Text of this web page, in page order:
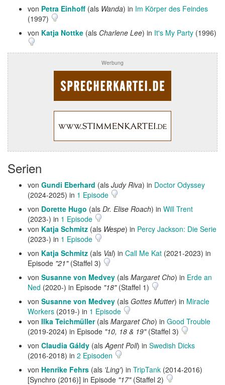
von Petra Einhoff (als Wanda) in Im Körper des Feindes
(1997)
von Katja Nottke (als Charlene Lee) in It's My Party (1996)
Werbung
Serien
von Gundi Eberhard (als Judy Riva) in Doctor Odyssey
(2024-2025) in 1 Episode
von Dorette Hugo (als Dr. Elise Roach) in Will Trent
(2023-) in 1 Episode
von Katja Schmitz (als Wespe) in Percy Jackson: Die Serie
(2023-) in 1 Episode
von Katja Schmitz (als Val) in Call Me Kat (2021-2023) in
Episode "21"(Staffel 3)
von Susanne von Medvey (als Margaret Cho) in Erde an
Ned (2020-) in Episode "18"(Staffel 1)
von Susanne von Medvey (als Gottes Mutter) in Miracle
Workers (2019-) in 1 Episode
von Ilka Teichmüller(als Margaret Cho) in Good Trouble
(2019-2024) in Episode "10, 18 & 19"(Staffel 3)
von Claudia Gáldy (alsAgent Poll) in Swedish Dicks
(2016-2018) in 2 Episoden
von Henrike Fehrs (als 'Ling') in TripTank (2014-2016)
[Synchro (2016)] in Episode "17"(Staffel 2)